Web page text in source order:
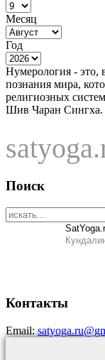
Месяц
Год
Нумерология - это,
познания мира,
религиозных
Шив Чаран Сингха.
Поиск
Контакты
Email: